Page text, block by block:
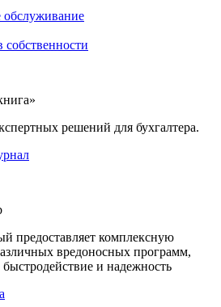
обслуживание
решений для бухгалтера.
предоставляет комплексную
вредоносных программ,
и надежность